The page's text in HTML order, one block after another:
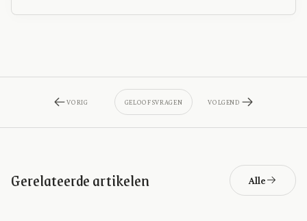
VORIG GELOOFSVRAGEN VOLGEND
Gerelateerde artikelen Alle